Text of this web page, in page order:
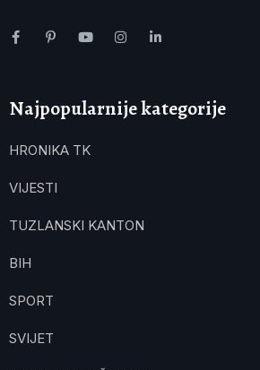
Najpopularnije kategorije
HRONIKA TK
VIJESTI
TUZLANSKI KANTON
BIH
SPORT
SVIJET